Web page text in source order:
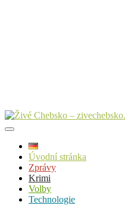
Úvodní stránka
Zprávy
Krimi
Volby
Technologie